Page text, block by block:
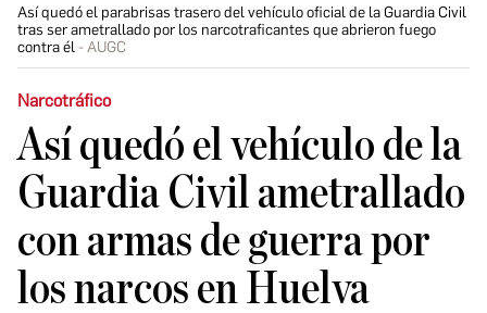
Así quedó el parabrisas trasero del vehículo oficial de la Guardia Civil
tras ser ametrallado por los narcotraficantes que abrieron fuego
contra él
AUGC
Narcotráfico
Así quedó el vehículo de la
Guardia Civil ametrallado
con armas de guerra por
los narcos en Huelva